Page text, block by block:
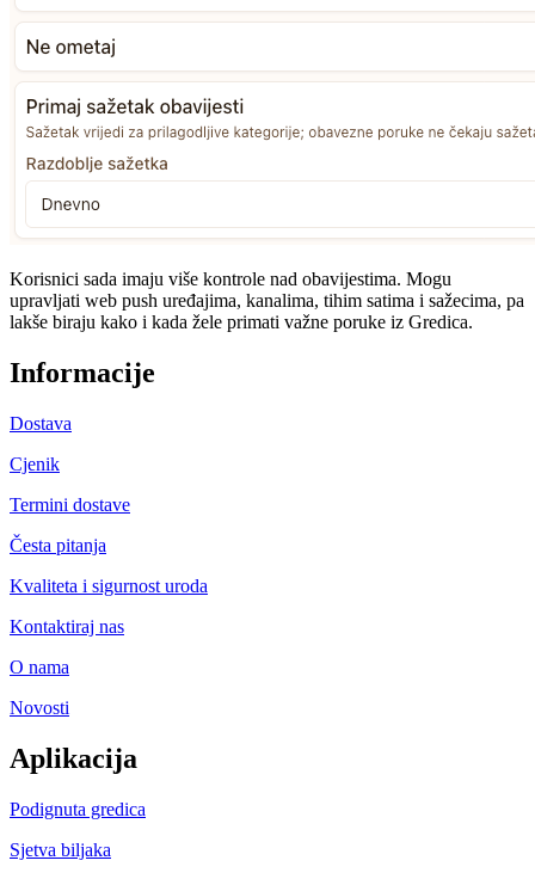
Korisnici sada imaju više kontrole nad obavijestima. Mogu
upravljati web push uređajima, kanalima, tihim satima i sažecima, pa
lakše biraju kako i kada žele primati važne poruke iz Gredica.
Informacije
Dostava
Cjenik
Termini dostave
Česta pitanja
Kvaliteta i sigurnost uroda
Kontaktiraj nas
O nama
Novosti
Aplikacija
Podignuta gredica
Sjetva biljaka